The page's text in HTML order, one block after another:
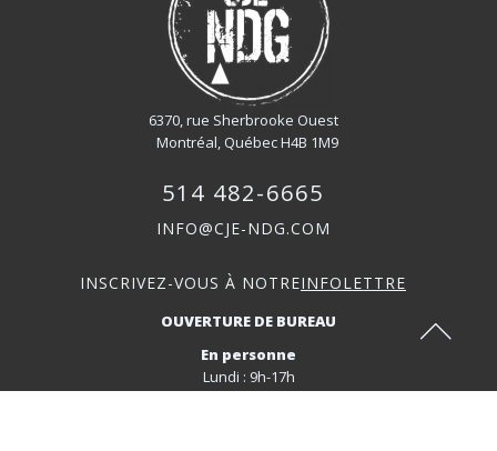
6370, rue Sherbrooke Ouest
Montréal, Québec H4B 1M9
514 482-6665
INFO@CJE-NDG.COM
INSCRIVEZ-VOUS À NOTREINFOLETTRE
OUVERTURE DE BUREAU
En personne
Lundi : 9h-17h